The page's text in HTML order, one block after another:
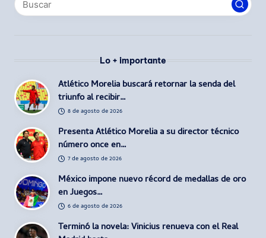
Lo + importante
Atlético Morelia buscará retornar la senda del
triunfo al recibir…
8 de agosto de 2026
Presenta Atlético Morelia a su director técnico
número once en…
7 de agosto de 2026
México impone nuevo récord de medallas de oro
en Juegos…
6 de agosto de 2026
Terminó la novela: Vinicius renueva con el Real